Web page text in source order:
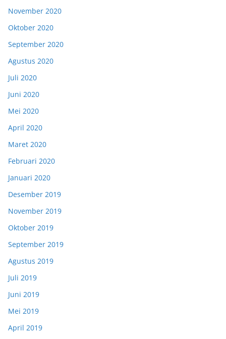
November 2020
Oktober 2020
September 2020
Agustus 2020
Juli 2020
Juni 2020
Mei 2020
April 2020
Maret 2020
Februari 2020
Januari 2020
Desember 2019
November 2019
Oktober 2019
September 2019
Agustus 2019
Juli 2019
Juni 2019
Mei 2019
April 2019